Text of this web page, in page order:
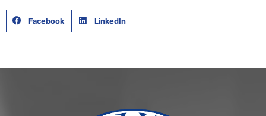
Facebook LinkedIn